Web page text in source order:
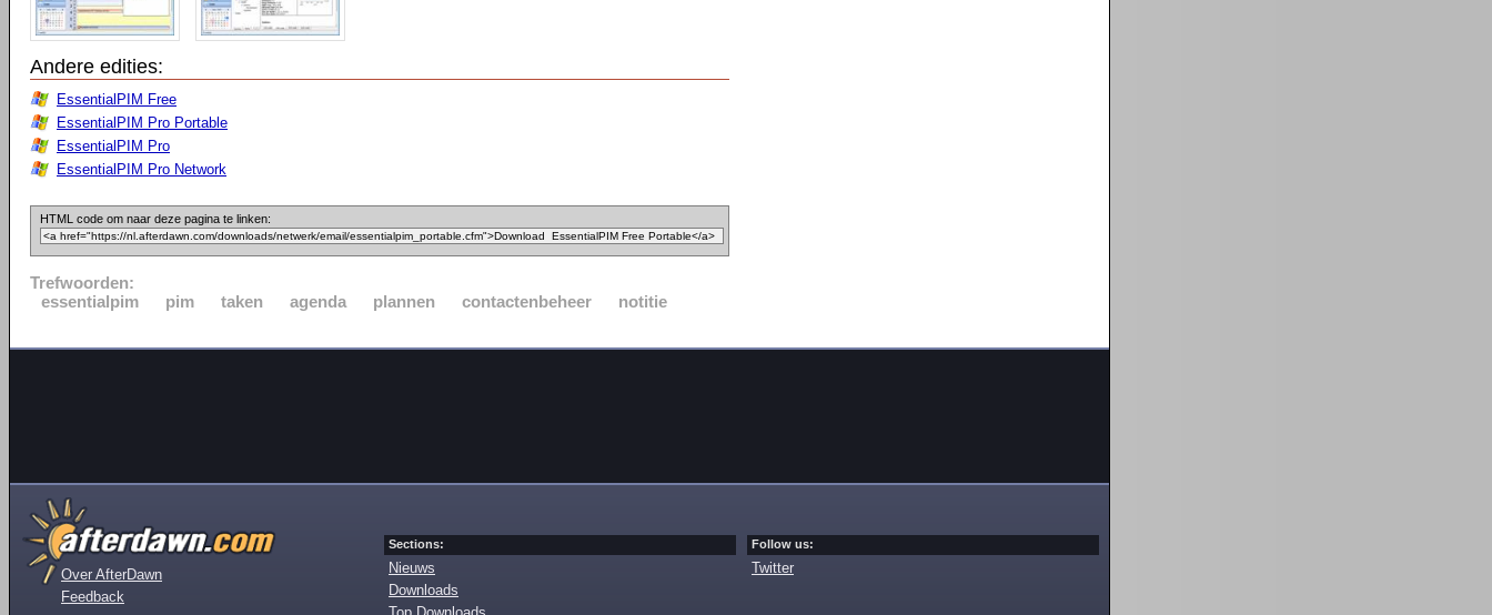
Andere edities:
EssentialPIM Free
EssentialPIM Pro Portable
EssentialPIM Pro
EssentialPIM Pro Network
HTML code om naar deze pagina te linken:
Trefwoorden:
essentialpim
pim taken agenda plannen contactenbeheer notitie
Over AfterDawn
Feedback
Sections:
Nieuws
Downloads
Follow us:
Twitter